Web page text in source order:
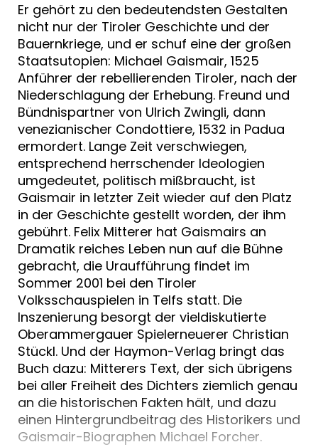
Er gehört zu den bedeutendsten Gestalten
nicht nur der Tiroler Geschichte und der
Bauernkriege, und er schuf eine der großen
Staatsutopien: Michael Gaismair, 1525
Anführer der rebellierenden Tiroler, nach der
Niederschlagung der Erhebung. Freund und
Bündnispartner von Ulrich Zwingli, dann
venezianischer Condottiere, 1532 in Padua
ermordert. Lange Zeit verschwiegen,
entsprechend herrschender Ideologien
umgedeutet, politisch mißbraucht, ist
Gaismair in letzter Zeit wieder auf den Platz
in der Geschichte gestellt worden, der ihm
gebührt. Felix Mitterer hat Gaismairs an
Dramatik reiches Leben nun auf die Bühne
gebracht, die Uraufführung findet im
Sommer 2001 bei den Tiroler
Volksschauspielen in Telfs statt. Die
Inszenierung besorgt der vieldiskutierte
Oberammergauer Spielerneuerer Christian
Stückl. Und der Haymon-Verlag bringt das
Buch dazu: Mitterers Text, der sich übrigens
bei aller Freiheit des Dichters ziemlich genau
an die historischen Fakten hält, und dazu
einen Hintergrundbeitrag des Historikers und
Gaismair-Biographen Michael Forcher.